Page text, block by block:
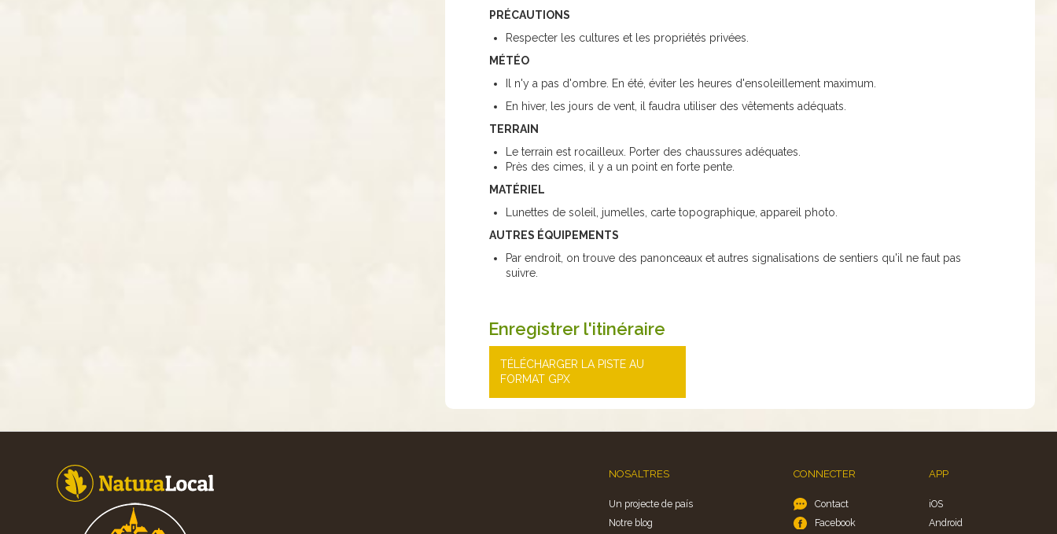
PRÉCAUTIONS
Respecter les cultures et les propriétés privées.
MÉTÉO
Il n'y a pas d'ombre. En été, éviter les heures d'ensoleillement maximum.
En hiver, les jours de vent, il faudra utiliser des vêtements adéquats.
TERRAIN
Le terrain est rocailleux. Porter des chaussures adéquates.
Près des cimes, il y a un point en forte pente.
MATÉRIEL
Lunettes de soleil, jumelles, carte topographique, appareil photo.
AUTRES ÉQUIPEMENTS
Par endroit, on trouve des panonceaux et autres signalisations de sentiers qu'il ne faut pas
suivre.
Enregistrer l'itinéraire
TÉLÉCHARGER LA PISTE AU
FORMAT GPX
NOSALTRES
Un projecte de país
Notre blog
CONNECTER
Contact
Facebook
APP
iOS
Android